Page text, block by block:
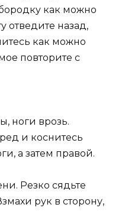
как можно
отведите назад,
как можно
повторите с
ноги врозь.
и коснитесь
а затем правой.
Резко сядьте
рук в сторону,